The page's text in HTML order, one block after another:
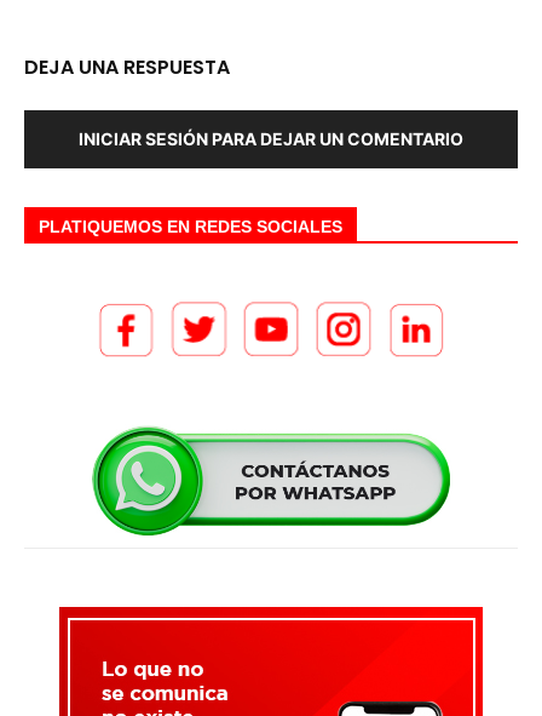
DEJA UNA RESPUESTA
INICIAR SESIÓN PARA DEJAR UN COMENTARIO
PLATIQUEMOS EN REDES SOCIALES